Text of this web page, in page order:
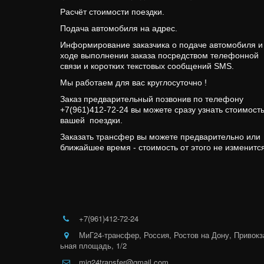
Расчёт стоимости поездки.
Подача автомобиля на адрес.
Информирование заказчика о подаче автомобиля
ходе выполнении заказа посредством телефонной
связи и коротких текстовых сообщений SMS.
Мы работаем для вас круглосуточно !
Заказ предварительный позвонив по телефону
+7(961)412-72-24 вы можете сразу узнать стоимость
вашей  поездки.
Заказать трансфер вы можете предварительно или
ближайшее время - стоимость от этого не
+7(961)412-72-24
МиГ24-трансфер, Россия, Ростов на Дону,
ьная площадь, 1/2